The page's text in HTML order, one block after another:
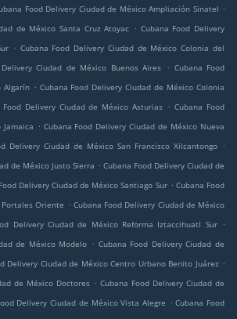
Food Delivery Ciudad de México Ampliación Sinatel .
de México Santa Cruz Atoyac . Cubana Food Delivery
. Cubana Food Delivery Ciudad de México Colonia del
Ciudad de México Buenos Aires . Cubana Food
Algarín . Cubana Food Delivery Ciudad de México Colonia
Food Delivery Ciudad de México Asturias . Cubana Food
. Cubana Food Delivery Ciudad de México Nueva
Delivery Ciudad de México San Francisco Xilcantongo .
de México Justo Sierra . Cubana Food Delivery Ciudad de
Delivery Ciudad de México Santiago Sur . Cubana Food
Oriente . Cubana Food Delivery Ciudad de México
Delivery Ciudad de México Reforma Iztaccihuatl Sur .
de México Modelo . Cubana Food Delivery Ciudad de
Delivery Ciudad de México Centro Urbano Benito Juárez .
de México Doctores . Cubana Food Delivery Ciudad de
Delivery Ciudad de México Vista Alegre . Cubana Food